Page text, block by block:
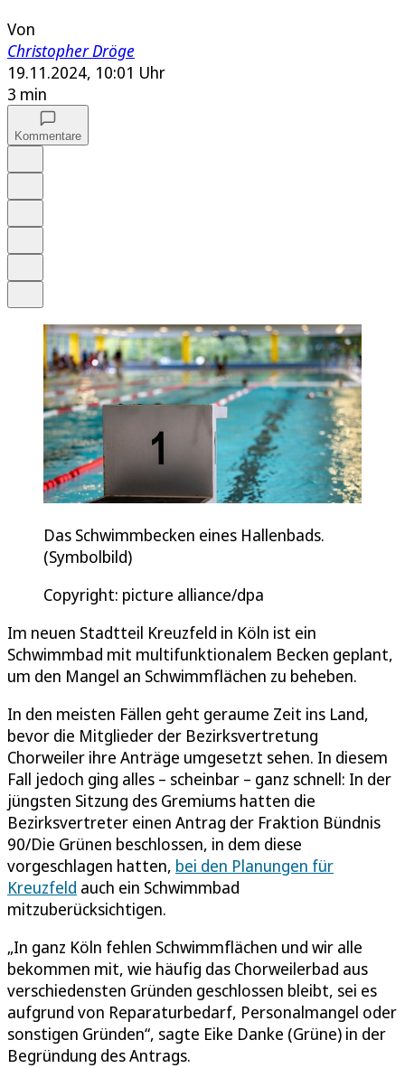
Von
Christopher Dröge
19.11.2024, 10:01 Uhr
3 min
Kommentare
Das Schwimmbecken eines Hallenbads.
(Symbolbild)
Copyright: picture alliance/dpa
Im neuen Stadtteil Kreuzfeld in Köln ist ein
Schwimmbad mit multifunktionalem Becken geplant,
um den Mangel an Schwimmflächen zu beheben.
In den meisten Fällen geht geraume Zeit ins Land,
bevor die Mitglieder der Bezirksvertretung
Chorweiler ihre Anträge umgesetzt sehen. In diesem
Fall jedoch ging alles – scheinbar – ganz schnell: In der
jüngsten Sitzung des Gremiums hatten die
Bezirksvertreter einen Antrag der Fraktion Bündnis
90/Die Grünen beschlossen, in dem diese
vorgeschlagen hatten, bei den Planungen für
Kreuzfeld auch ein Schwimmbad
mitzuberücksichtigen.
„In ganz Köln fehlen Schwimmflächen und wir alle
bekommen mit, wie häufig das Chorweilerbad aus
verschiedensten Gründen geschlossen bleibt, sei es
aufgrund von Reparaturbedarf, Personalmangel oder
sonstigen Gründen“, sagte Eike Danke (Grüne) in der
Begründung des Antrags.